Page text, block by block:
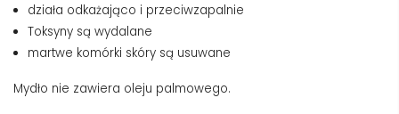
działa odkażająco i przeciwzapalnie
Toksyny są wydalane
martwe komórki skóry są usuwane
Mydło nie zawiera oleju palmowego.